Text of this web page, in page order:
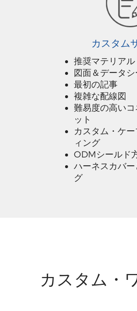
カスタム
推奨マテリアル
図面＆データシ
最初の記事
複雑な配線図
難易度の高い
ット
カスタム・ケ
ィング
ODMシールド
ハーネスカバ
グ
カスタム・